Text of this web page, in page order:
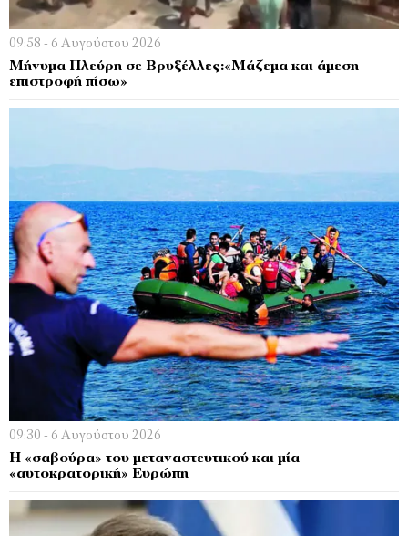
09:58 - 6 Αυγούστου 2026
Μήνυμα Πλεύρη σε Βρυξέλλες:«Μάζεμα και άμεση
επιστροφή πίσω»
09:30 - 6 Αυγούστου 2026
Η «σαβούρα» του μεταναστευτικού και μία
«αυτοκρατορική» Ευρώπη